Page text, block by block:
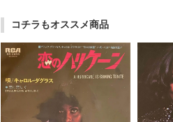
コチラもオススメ商品